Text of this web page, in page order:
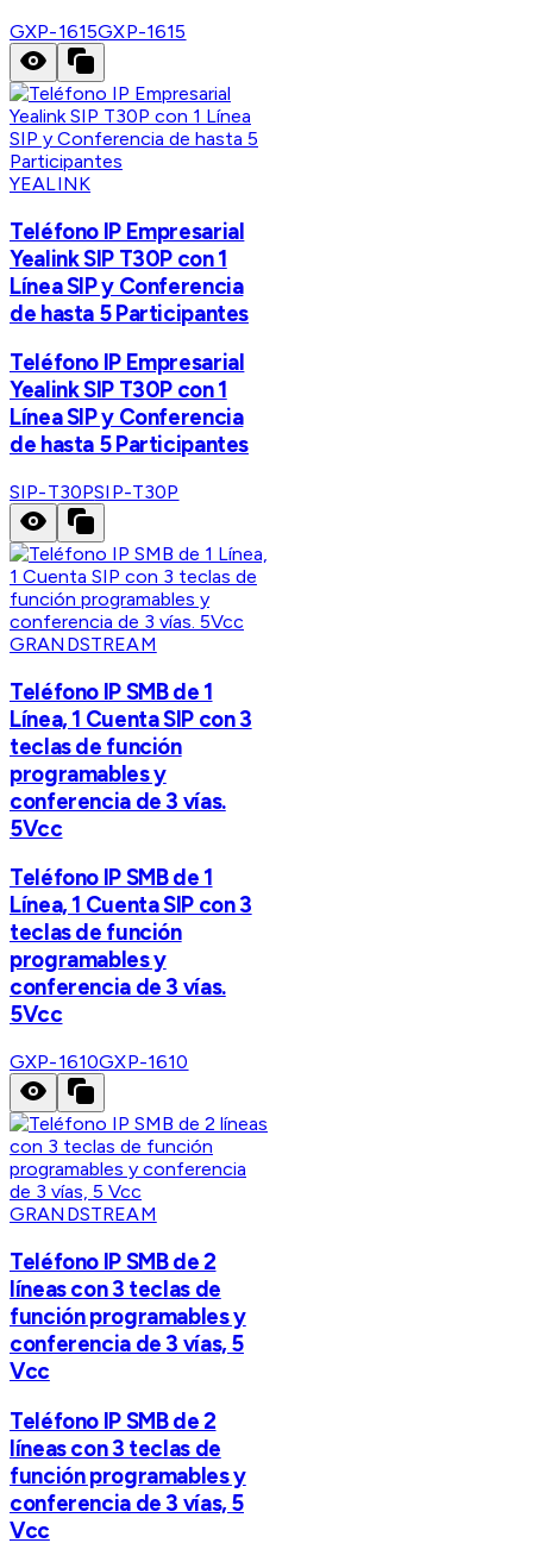
GXP-1615GXP-1615
YEALINK
Teléfono IP Empresarial
Yealink SIP T30P con 1
Línea SIP y Conferencia
de hasta 5 Participantes
Teléfono IP Empresarial
Yealink SIP T30P con 1
Línea SIP y Conferencia
de hasta 5 Participantes
SIP-T30PSIP-T30P
GRANDSTREAM
Teléfono IP SMB de 1
Línea, 1 Cuenta SIP con 3
teclas de función
programables y
conferencia de 3 vías.
5Vcc
Teléfono IP SMB de 1
Línea, 1 Cuenta SIP con 3
teclas de función
programables y
conferencia de 3 vías.
5Vcc
GXP-1610GXP-1610
GRANDSTREAM
Teléfono IP SMB de 2
líneas con 3 teclas de
función programables y
conferencia de 3 vías, 5
Vcc
Teléfono IP SMB de 2
líneas con 3 teclas de
función programables y
conferencia de 3 vías, 5
Vcc